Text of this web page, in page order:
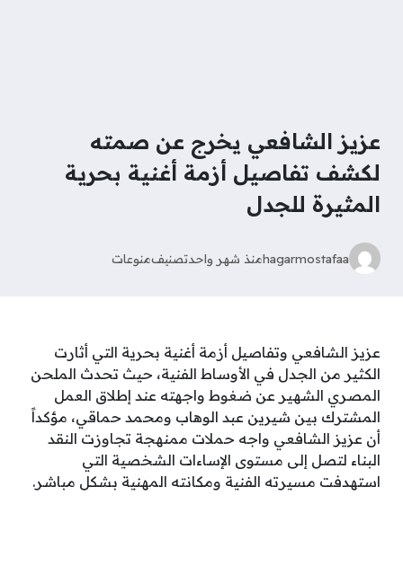
عزيز الشافعي يخرج عن صمته
لكشف تفاصيل أزمة أغنية بحرية
المثيرة للجدل
hagarmostafaaمنذ شهر واحدتصنيفمنوعات
عزيز الشافعي وتفاصيل أزمة أغنية بحرية التي أثارت
الكثير من الجدل في الأوساط الفنية، حيث تحدث الملحن
المصري الشهير عن ضغوط واجهته عند إطلاق العمل
المشترك بين شيرين عبد الوهاب ومحمد حماقي، مؤكداً
أن عزيز الشافعي واجه حملات ممنهجة تجاوزت النقد
البناء لتصل إلى مستوى الإساءات الشخصية التي
استهدفت مسيرته الفنية ومكانته المهنية بشكل مباشر.